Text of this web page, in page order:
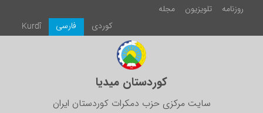
مجلە
Kurdî
کوردستان میدیا
مرکزی حزب دمکرات کوردستان ایران